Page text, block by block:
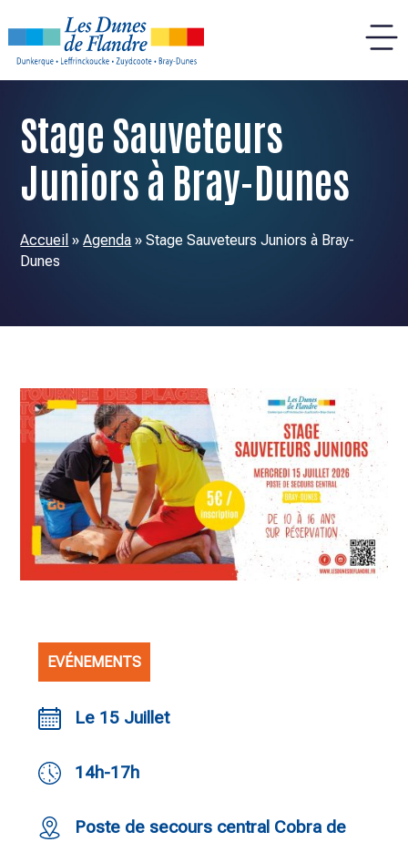
Stage Sauveteurs
Juniors à Bray-Dunes
Accueil »Agenda »Stage Sauveteurs Juniors à Bray-
Dunes
EVÉNEMENTS
Le 15 Juillet
14h-17h
Poste de secours central Cobra de